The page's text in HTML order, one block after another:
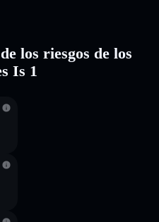
los riesgos de los
Is 1